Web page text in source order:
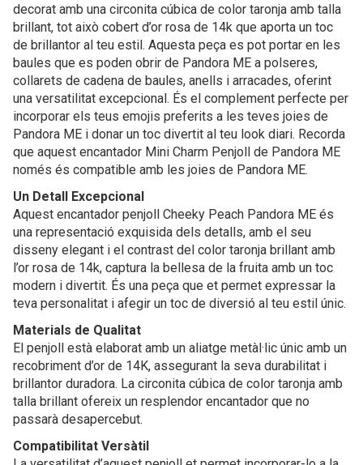
decorat amb una circonita cúbica de color taronja amb talla
brillant, tot això cobert d’or rosa de 14k que aporta un toc
de brillantor al teu estil. Aquesta peça es pot portar en les
baules que es poden obrir de Pandora ME a polseres,
collarets de cadena de baules, anells i arracades, oferint
una versatilitat excepcional. És el complement perfecte per
incorporar els teus emojis preferits a les teves joies de
Pandora ME i donar un toc divertit al teu look diari. Recorda
que aquest encantador Mini Charm Penjoll de Pandora ME
només és compatible amb les joies de Pandora ME.
Un Detall Excepcional
Aquest encantador penjoll Cheeky Peach Pandora ME és
una representació exquisida dels detalls, amb el seu
disseny elegant i el contrast del color taronja brillant amb
l’or rosa de 14k, captura la bellesa de la fruita amb un toc
modern i divertit. És una peça que et permet expressar la
teva personalitat i afegir un toc de diversió al teu estil únic.
Materials de Qualitat
El penjoll està elaborat amb un aliatge metàl·lic únic amb un
recobriment d’or de 14K, assegurant la seva durabilitat i
brillantor duradora. La circonita cúbica de color taronja amb
talla brillant ofereix un resplendor encantador que no
passarà desapercebut.
Compatibilitat Versàtil